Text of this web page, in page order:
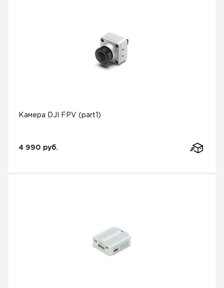
Камера DJI FPV (part1)
4 990 руб.